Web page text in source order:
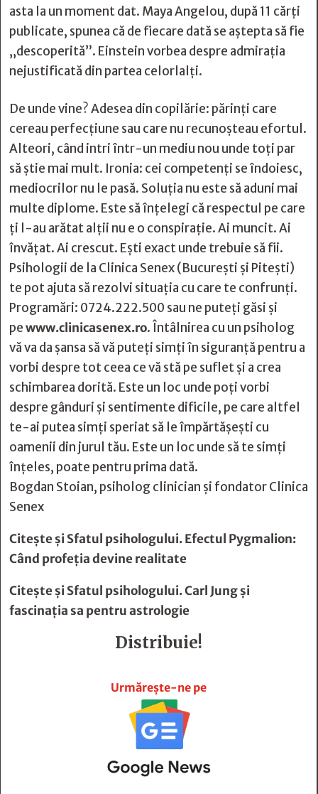
asta la un moment dat. Maya Angelou, după 11 cărți
publicate, spunea că de fiecare dată se aștepta să fie
„descoperită”. Einstein vorbea despre admirația
nejustificată din partea celorlalți.
De unde vine? Adesea din copilărie: părinți care
cereau perfecțiune sau care nu recunoșteau efortul.
Alteori, când intri într-un mediu nou unde toți par
să știe mai mult. Ironia: cei competenți se îndoiesc,
mediocrilor nu le pasă. Soluția nu este să aduni mai
multe diplome. Este să înțelegi că respectul pe care
ți l-au arătat alții nu e o conspirație. Ai muncit. Ai
învățat. Ai crescut. Ești exact unde trebuie să fii.
Psihologii de la Clinica Senex (București și Pitești)
te pot ajuta să rezolvi situația cu care te confrunți.
Programări: 0724.222.500 sau ne puteți găsi și
pewww.clinicasenex.ro. Întâlnirea cu un psiholog
vă va da șansa să vă puteți simți în siguranță pentru a
vorbi despre tot ceea ce vă stă pe suflet și a crea
schimbarea dorită. Este un loc unde poți vorbi
despre gânduri și sentimente dificile, pe care altfel
te-ai putea simți speriat să le împărtășești cu
oamenii din jurul tău. Este un loc unde să te simți
înțeles, poate pentru prima dată.
Bogdan Stoian, psiholog clinician şi fondator Clinica
Senex
Citește șiSfatul psihologului. Efectul Pygmalion:
Când profeţia devine realitate
Citește șiSfatul psihologului. Carl Jung şi
fascinaţia sa pentru astrologie
Distribuie!
Urmărește-ne pe